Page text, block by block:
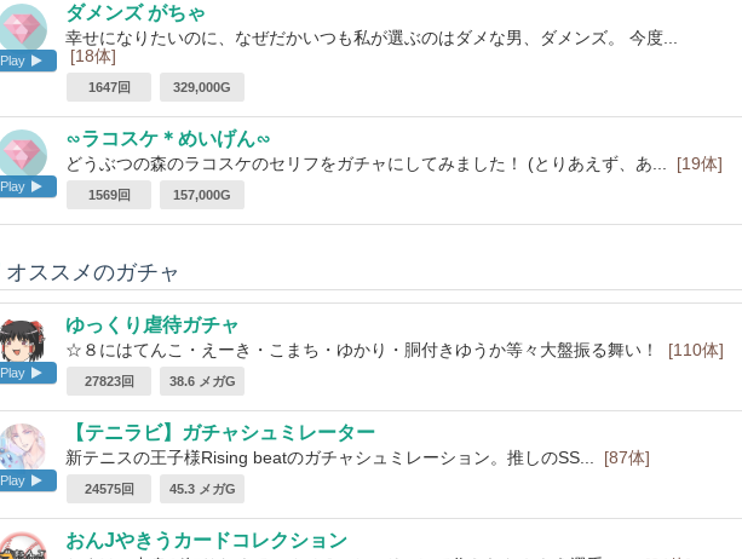
Play
ダメンズ がちゃ
幸せになりたいのに、なぜだかいつも私が選ぶのはダメな男、ダメンズ。 今度...
[18体]
1647回 329,000G
Play
∽ラコスケ＊めいげん∽
どうぶつの森のラコスケのセリフをガチャにしてみました！ (とりあえず、あ... [19体]
1569回 157,000G
オススメのガチャ
Play
ゆっくり虐待ガチャ
☆８にはてんこ・えーき・こまち・ゆかり・胴付きゆうか等々大盤振る舞い！ [110体]
27823回 38.6 メガG
Play
【テニラビ】ガチャシュミレーター
新テニスの王子様Rising beatのガチャシュミレーション。推しのSS... [87体]
24575回 45.3 メガG
おんJやきうカードコレクション